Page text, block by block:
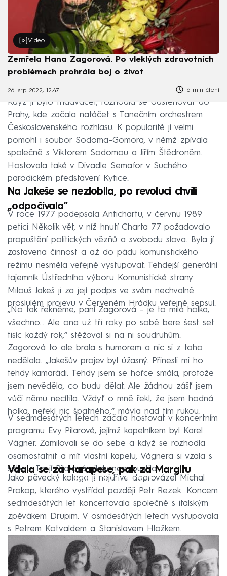
Video
Zemřela Hana Zagorová. Po vleklých zdravotních
problémech prohrála boj o život
26. srp 2022, 12:47 6 min čtení
Když jí bylo třiadvacet, rozhodla se odstěhovat do
Prahy, kde začala natáčet s Tanečním orchestrem
Československého rozhlasu. K popularitě jí velmi
pomohl i soubor Sodoma–Gomora, v němž zpívala
společně s Viktorem Sodomou a Jiřím Štědroněm.
Hostovala také v Divadle Semafor v Suchého
parodickém představení Kytice.
Na Jakeše se nezlobila, po revoluci chvíli
„odpočívala“
V roce 1977 podepsala Antichartu, v červnu 1989
petici Několik vět, v níž hnutí Charta 77 požadovalo
propuštění politických vězňů a svobodu slova. Byla jí
zastavena činnost a až do pádu komunistického
režimu nesměla veřejně vystupovat. Tehdejší generální
tajemník Ústředního výboru Komunistické strany
Milouš Jakeš ji za její podpis ve svém nechvalně
proslulém projevu v Červeném Hrádku veřejně sepsul.
„No tak řekněme, paní Zagorová – je to milá holka,
všechno… Ale ona už tři roky po sobě bere šest set
tisíc každý rok,“ stěžoval si na ni soudruhům.
Zagorová to ale brala s humorem a nic si z toho
nedělala. „Jakešův projev byl úžasný. Přinesli mi ho
tehdy kamarádi. Tehdy jsem se hořce smála, protože
jsem nevěděla, co budu dělat. Ale žádnou zášť jsem
vůči němu necítila. Vždyť o mně řekl, že jsem hodná
holka, neřekl nic špatného,“ mávla nad tím rukou.
V sedmdesátých letech začala hostovat v koncertním
programu Evy Pilarové, jejímž kapelníkem byl Karel
Vágner. Zamilovali se do sebe a když se rozhodla
osamostatnit a mít vlastní kapelu, Vágnera si vzala s
sebou. To jí Pilarová nikdy neodpustila.
Failed to fetch
Vdala se za Harapese, pak za Margitu
Jako pěvecký kolega ji nejdříve doprovázel Michal
Prokop, kterého vystřídal později Petr Rezek. Koncem
sedmdesátých let koncertovala společně s italským
zpěvákem Drupim. V osmdesátých letech vystupovala
s Petrem Kotvaldem a Stanislavem Hložkem.